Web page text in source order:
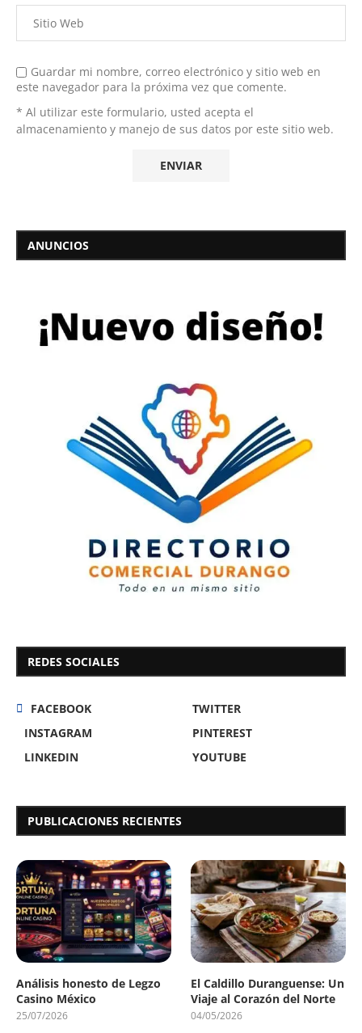
Guardar mi nombre, correo electrónico y sitio web en
este navegador para la próxima vez que comente.
* Al utilizar este formulario, usted acepta el
almacenamiento y manejo de sus datos por este sitio web.
ANUNCIOS
REDES SOCIALES
FACEBOOK
TWITTER
INSTAGRAM
PINTEREST
LINKEDIN
YOUTUBE
PUBLICACIONES RECIENTES
Análisis honesto de Legzo
Casino México
25/07/2026
El Caldillo Duranguense: Un
Viaje al Corazón del Norte
04/05/2026